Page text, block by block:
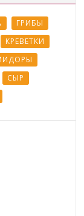
ГРИБЫ
КРЕВЕТКИ
СЫР